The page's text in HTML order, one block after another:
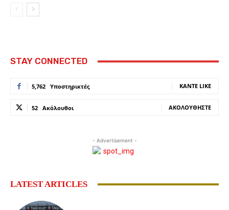
STAY CONNECTED
5,762 Υποστηρικτές ΚΆΝΤΕ LIKE
52 Ακόλουθοι ΑΚΟΛΟΥΘΉΣΤΕ
- Advertisement -
LATEST ARTICLES